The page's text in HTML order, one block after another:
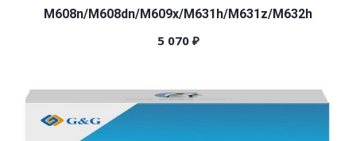
M608n/M608dn/M609x/M631h/M631z/M632h
5 070 ₽